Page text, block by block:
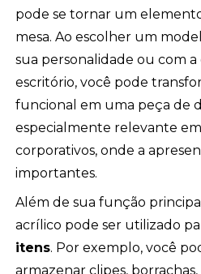
pode se tornar um
mesa. Ao escolher um
sua personalidade ou com a
escritório, você pode
funcional em uma peça de
especialmente relevante
corporativos, onde a
importantes.
Além de sua função
acrílico pode ser utilizado
itens. Por exemplo, você
armazenar clipes,